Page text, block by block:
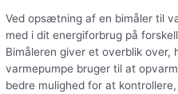
Ved opsætning af en bimåler til
med i dit energiforbrug på
Bimåleren giver et overblik over,
varmepumpe bruger til at
bedre mulighed for at